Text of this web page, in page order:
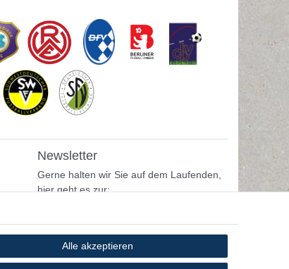
Newsletter
Gerne halten wir Sie auf dem Laufenden,
hier geht es zur:
Alle akzeptieren